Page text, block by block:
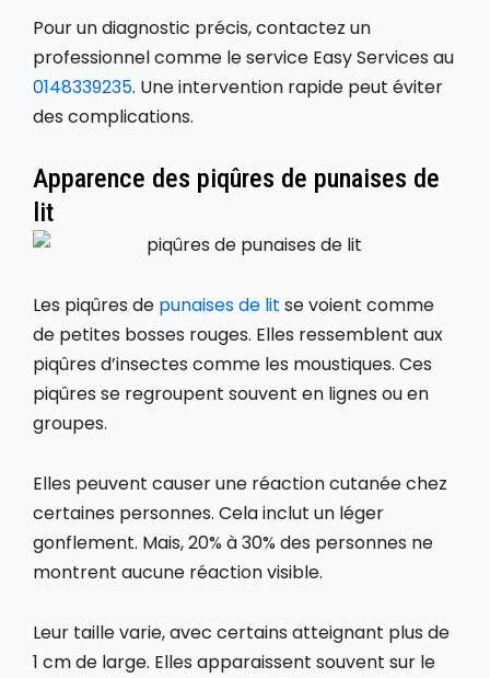
Pour un diagnostic précis, contactez un
professionnel comme le service Easy Services au
0148339235. Une intervention rapide peut éviter
des complications.
Apparence des piqûres de punaises de
lit
Les piqûres de punaises de lit se voient comme
de petites bosses rouges. Elles ressemblent aux
piqûres d’insectes comme les moustiques. Ces
piqûres se regroupent souvent en lignes ou en
groupes.
Elles peuvent causer une réaction cutanée chez
certaines personnes. Cela inclut un léger
gonflement. Mais, 20% à 30% des personnes ne
montrent aucune réaction visible.
Leur taille varie, avec certains atteignant plus de
1 cm de large. Elles apparaissent souvent sur le